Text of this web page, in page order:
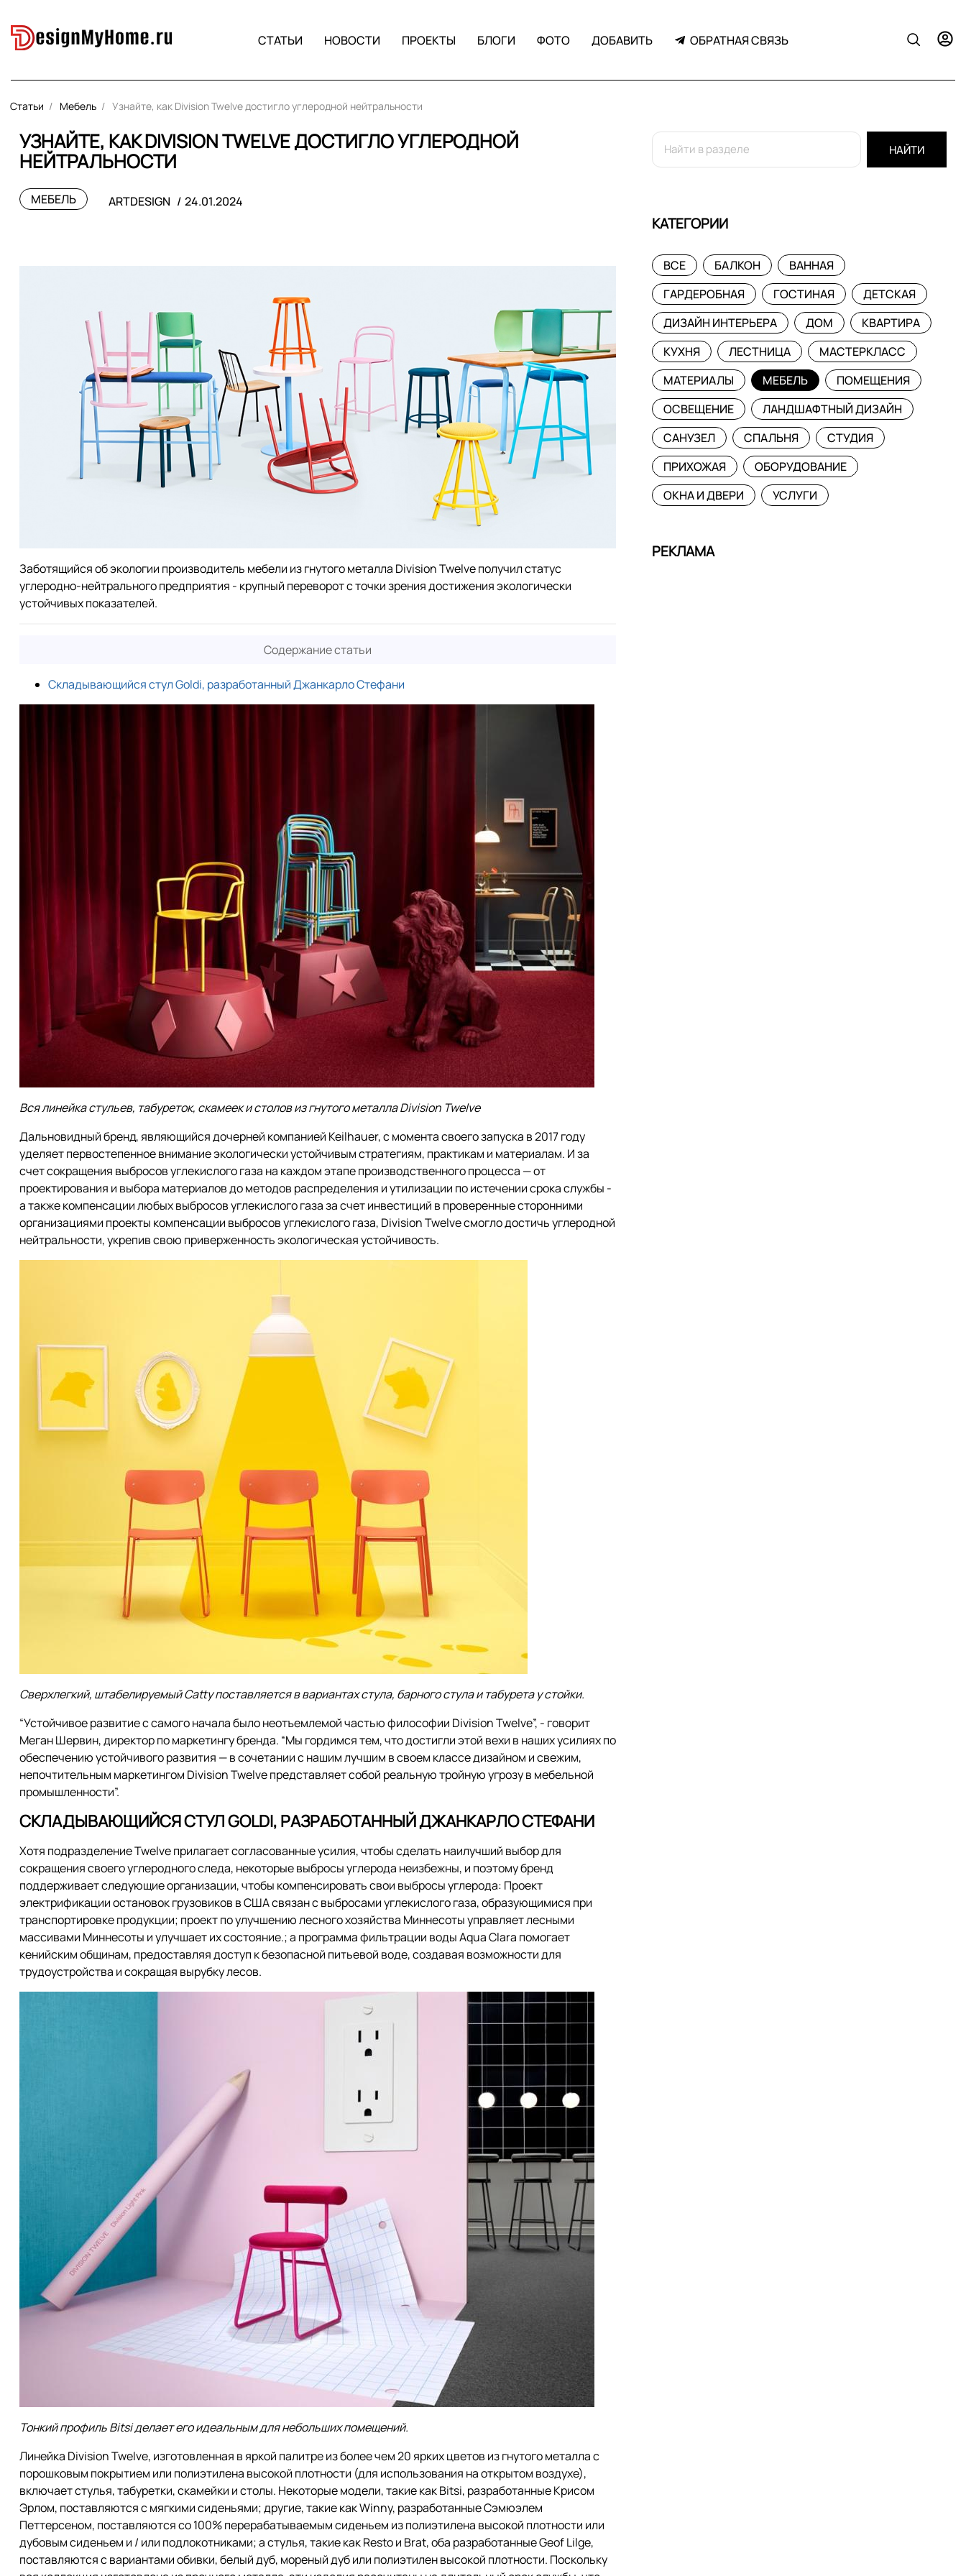
СТАТЬИ НОВОСТИ ПРОЕКТЫ БЛОГИ ФОТО ДОБАВИТЬ ОБРАТНАЯ СВЯЗЬ
Статьи Мебель Узнайте, как Division Twelve достигло углеродной нейтральности
УЗНАЙТЕ, КАК DIVISION TWELVE ДОСТИГЛО УГЛЕРОДНОЙ
НЕЙТРАЛЬНОСТИ
МЕБЕЛЬ ARTDESIGN 24.01.2024
Заботящийся об экологии производитель мебели из гнутого металла Division Twelve получил статус
углеродно-нейтрального предприятия - крупный переворот с точки зрения достижения экологически
устойчивых показателей.
Содержание статьи
Складывающийся стул Goldi, разработанный Джанкарло Стефани
Вся линейка стульев, табуреток, скамеек и столов из гнутого металла Division Twelve
Дальновидный бренд, являющийся дочерней компанией Keilhauer, с момента своего запуска в 2017 году
уделяет первостепенное внимание экологически устойчивым стратегиям, практикам и материалам. И за
счет сокращения выбросов углекислого газа на каждом этапе производственного процесса — от
проектирования и выбора материалов до методов распределения и утилизации по истечении срока службы -
а также компенсации любых выбросов углекислого газа за счет инвестиций в проверенные сторонними
организациями проекты компенсации выбросов углекислого газа, Division Twelve смогло достичь углеродной
нейтральности, укрепив свою приверженность экологическая устойчивость.
Сверхлегкий, штабелируемый Catty поставляется в вариантах стула, барного стула и табурета у стойки.
“Устойчивое развитие с самого начала было неотъемлемой частью философии Division Twelve”, - говорит
Меган Шервин, директор по маркетингу бренда. “Мы гордимся тем, что достигли этой вехи в наших усилиях по
обеспечению устойчивого развития — в сочетании с нашим лучшим в своем классе дизайном и свежим,
непочтительным маркетингом Division Twelve представляет собой реальную тройную угрозу в мебельной
промышленности”.
СКЛАДЫВАЮЩИЙСЯ СТУЛ GOLDI, РАЗРАБОТАННЫЙ ДЖАНКАРЛО СТЕФАНИ
Хотя подразделение Twelve прилагает согласованные усилия, чтобы сделать наилучший выбор для
сокращения своего углеродного следа, некоторые выбросы углерода неизбежны, и поэтому бренд
поддерживает следующие организации, чтобы компенсировать свои выбросы углерода: Проект
электрификации остановок грузовиков в США связан с выбросами углекислого газа, образующимися при
транспортировке продукции; проект по улучшению лесного хозяйства Миннесоты управляет лесными
массивами Миннесоты и улучшает их состояние.; а программа фильтрации воды Aqua Clara помогает
кенийским общинам, предоставляя доступ к безопасной питьевой воде, создавая возможности для
трудоустройства и сокращая вырубку лесов.
Тонкий профиль Bitsi делает его идеальным для небольших помещений.
Линейка Division Twelve, изготовленная в яркой палитре из более чем 20 ярких цветов из гнутого металла с
порошковым покрытием или полиэтилена высокой плотности (для использования на открытом воздухе),
включает стулья, табуретки, скамейки и столы. Некоторые модели, такие как Bitsi, разработанные Крисом
Эрлом, поставляются с мягкими сиденьями; другие, такие как Winny, разработанные Сэмюэлем
Петтерсеном, поставляются со 100% перерабатываемым сиденьем из полиэтилена высокой плотности или
дубовым сиденьем и / или подлокотниками; а стулья, такие как Resto и Brat, оба разработанные Geof Lilge,
поставляются с вариантами обивки, белый дуб, мореный дуб или полиэтилен высокой плотности. Поскольку
НАЙТИ
КАТЕГОРИИ
ВСЕ БАЛКОН
ВАННАЯ
ГАРДЕРОБНАЯ
ГОСТИНАЯ
ДЕТСКАЯ
ДИЗАЙН ИНТЕРЬЕРА
ДОМ
КВАРТИРА
КУХНЯ
ЛЕСТНИЦА
МАСТЕРКЛАСС
МАТЕРИАЛЫ
МЕБЕЛЬ
ПОМЕЩЕНИЯ
ОСВЕЩЕНИЕ
ЛАНДШАФТНЫЙ ДИЗАЙН
САНУЗЕЛ
СПАЛЬНЯ
СТУДИЯ
ПРИХОЖАЯ
ОБОРУДОВАНИЕ
ОКНА И ДВЕРИ
УСЛУГИ
РЕКЛАМА